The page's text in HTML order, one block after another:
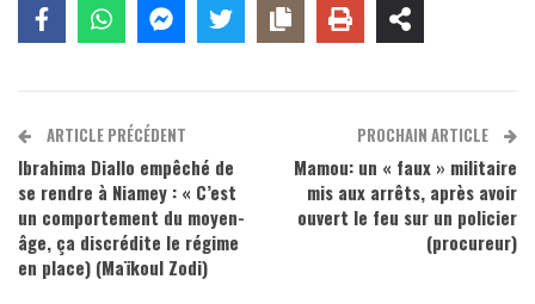
ARTICLE PRÉCÉDENT
Ibrahima Diallo empêché de
se rendre à Niamey : « C’est
un comportement du moyen-
âge, ça discrédite le régime
en place) (Maïkoul Zodi)
PROCHAIN ARTICLE
Mamou: un « faux » militaire
mis aux arrêts, après avoir
ouvert le feu sur un policier
(procureur)